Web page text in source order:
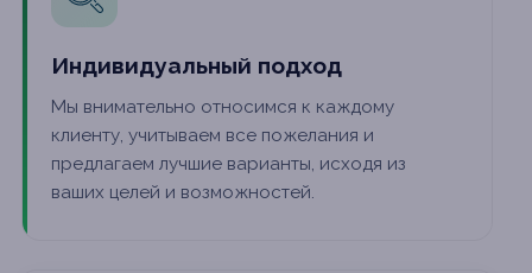
Индивидуальный подход
Мы внимательно относимся к каждому
клиенту, учитываем все пожелания и
предлагаем лучшие варианты, исходя из
ваших целей и возможностей.